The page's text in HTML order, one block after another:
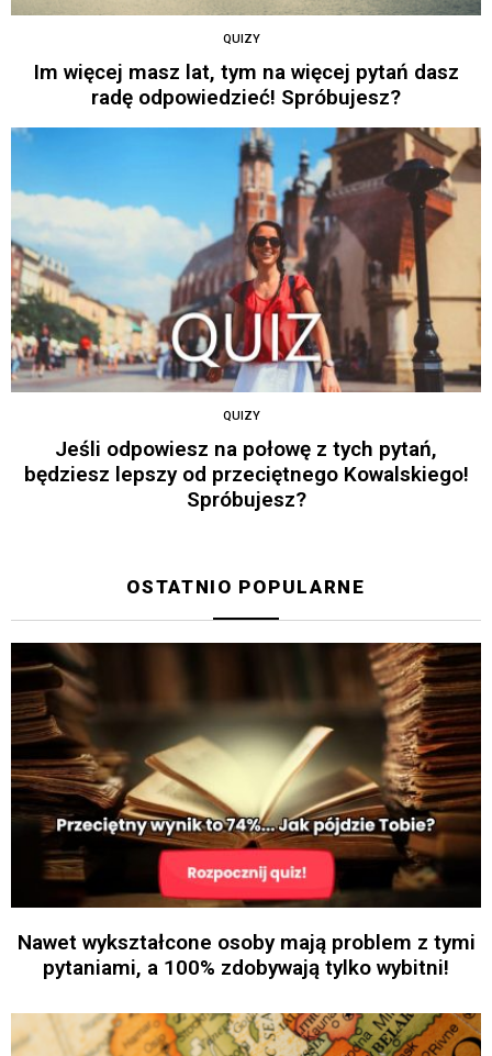
QUIZY
Im więcej masz lat, tym na więcej pytań dasz
radę odpowiedzieć! Spróbujesz?
QUIZY
Jeśli odpowiesz na połowę z tych pytań,
będziesz lepszy od przeciętnego Kowalskiego!
Spróbujesz?
OSTATNIO POPULARNE
Nawet wykształcone osoby mają problem z tymi
pytaniami, a 100% zdobywają tylko wybitni!